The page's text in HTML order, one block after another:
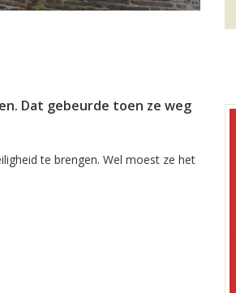
Dat gebeurde toen ze weg
te brengen. Wel moest ze het